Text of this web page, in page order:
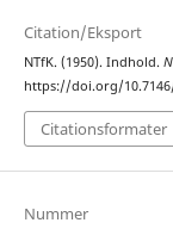
Citation/Eksport
NTfK. (1950). Indhold.
https://doi.org/
Citationsformater
Nummer